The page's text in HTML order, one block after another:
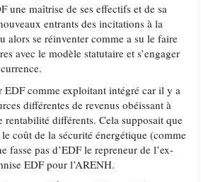
une maîtrise de ses effectifs et de sa
entrants des incitations à la
alors se réinventer comme a su le faire
avec le modèle statutaire et s’engager
EDF comme exploitant intégré car il y a
différentes de revenus obéissant à
rentabilité différents. Cela supposait que
coût de la sécurité énergétique (comme
fasse pas d’EDF le repreneur de l’ex-
EDF pour l’ARENH.